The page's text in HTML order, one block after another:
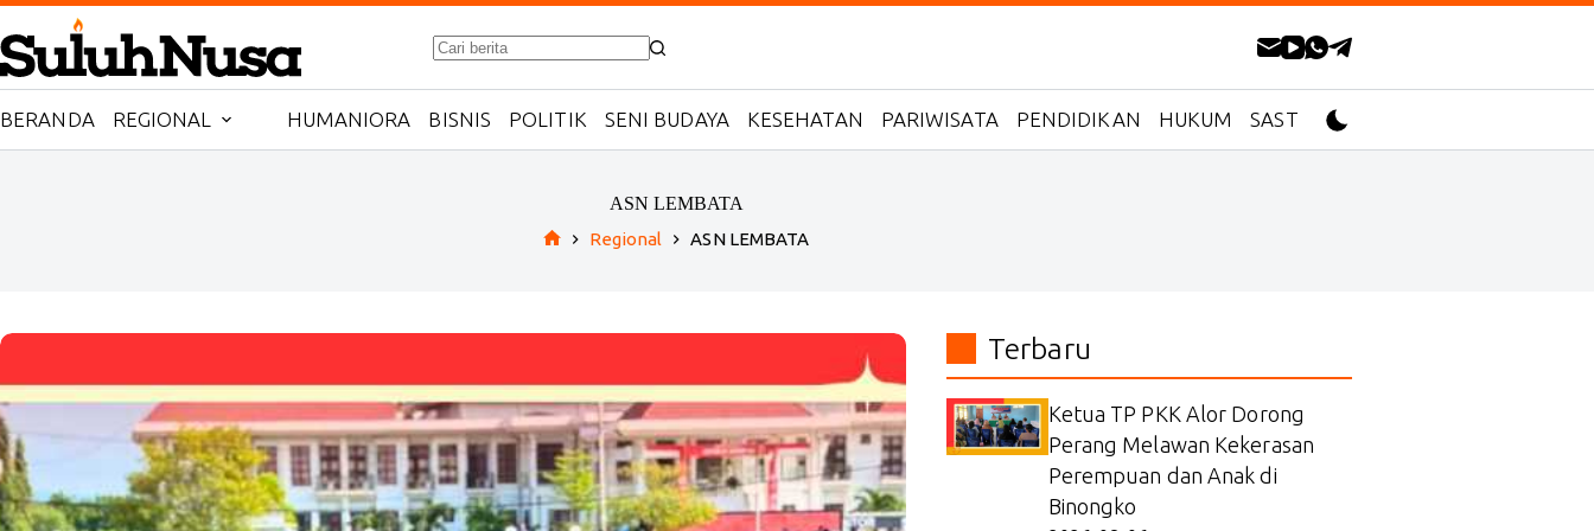
Skip
to
content
No
BERANDA REGIONAL HUMANIORA BISNIS POLITIK SENI BUDAYA KESEHATAN PARIWISATA PENDIDIKAN HUKUM SASTRA
ASN LEMBATA
Regional ASN LEMBATA
Terbaru
Ketua TP PKK Alor Dorong
Perang Melawan Kekerasan
Perempuan dan Anak di
Binongko